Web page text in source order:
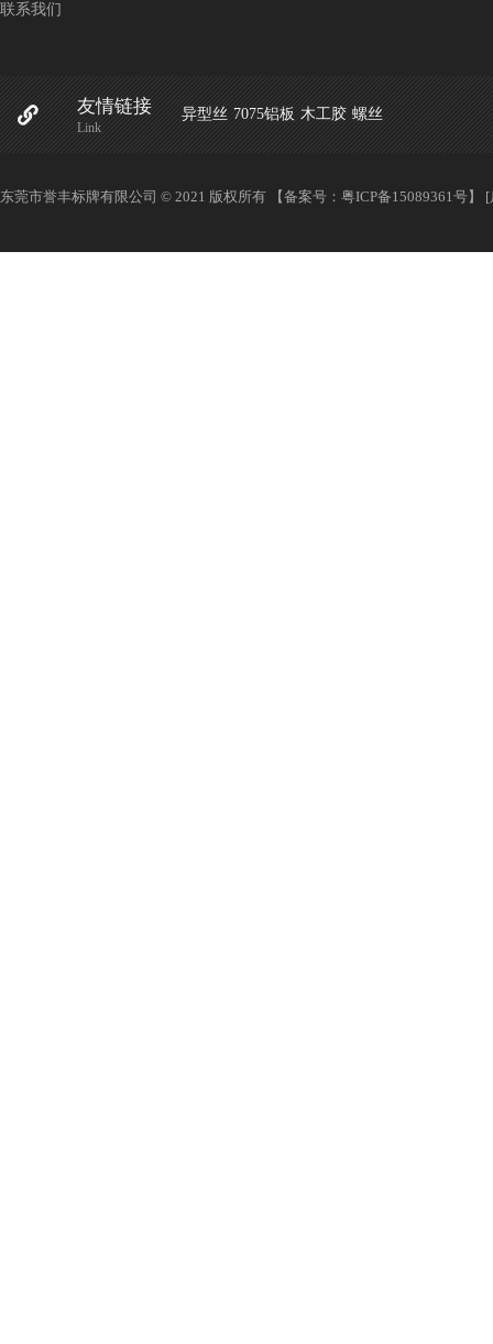
联系我们
友情链接
Link
异型丝 7075铝板 木工胶 螺丝
东莞市誉丰标牌有限公司 © 2021 版权所有 【备案号： 粤ICP备15089361号】 [